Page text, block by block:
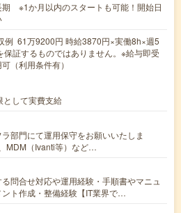
期 ※1か月以内のスタートも可能！開始日
61万9200円 時給3870円×実働8h×週5
証するものではありません。※給与即受
（利用条件有）
として実費支給
部門にて運用保守をお願いいたしま
MDM（Ivanti等）など…
る問合せ対応や運用経験・手順書やマニュ
ント作成・整備経験【IT業界で…